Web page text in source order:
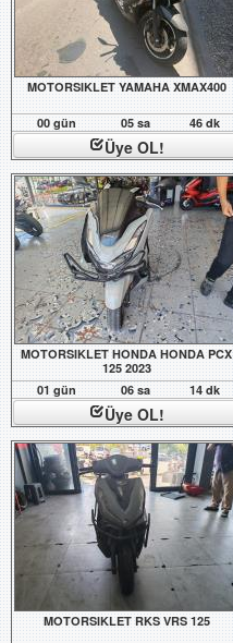
MOTORSIKLET YAMAHA XMAX400
00 gün 05 sa 46 dk
Üye OL!
MOTORSIKLET HONDA HONDA PCX
125 2023
01 gün
06 sa 14 dk
Üye OL!
MOTORSIKLET RKS VRS 125